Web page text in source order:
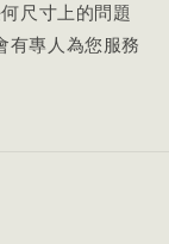
尺寸上的問題
有專人為您服務